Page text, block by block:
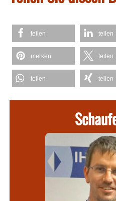
teilen teilen
merken teilen
teilen teilen